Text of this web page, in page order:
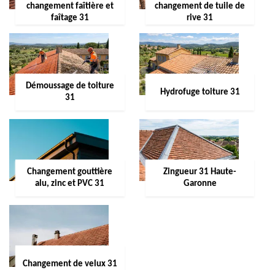
changement faîtière et
faîtage 31
changement de tuile de
rive 31
Démoussage de toiture
31
Hydrofuge toiture 31
Changement gouttière
alu, zinc et PVC 31
Zingueur 31 Haute-
Garonne
Changement de velux 31